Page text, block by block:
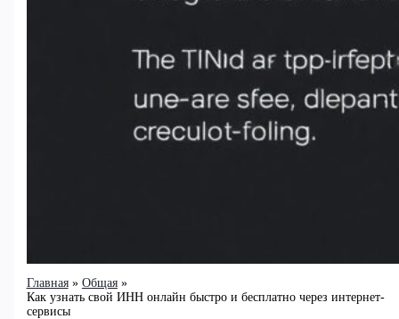
Главная
Общая
Как узнать свой ИНН онлайн быстро и бесплатно через интернет-
сервисы